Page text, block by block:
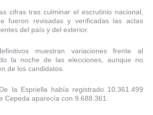
cifras tras culminar el escrutinio nacional,
fueron revisadas y verificadas las actas
del país y del exterior.
muestran variaciones frente al
la noche de las elecciones, aunque no
de los candidatos.
la Espriella había registrado 10.361.499
Cepeda aparecía con 9.688.361.